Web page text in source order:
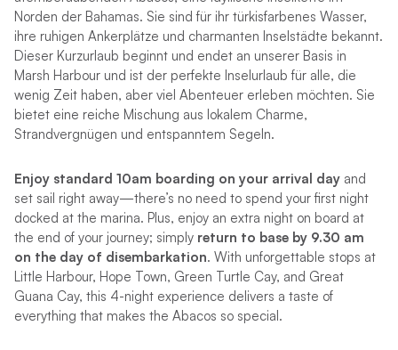
Norden der Bahamas. Sie sind für ihr türkisfarbenes Wasser,
ihre ruhigen Ankerplätze und charmanten Inselstädte bekannt.
Dieser Kurzurlaub beginnt und endet an unserer Basis in
Marsh Harbour und ist der perfekte Inselurlaub für alle, die
wenig Zeit haben, aber viel Abenteuer erleben möchten. Sie
bietet eine reiche Mischung aus lokalem Charme,
Strandvergnügen und entspanntem Segeln.
Enjoy standard 10am boarding on your arrival dayand
set sail right away—there’s no need to spend your first night
docked at the marina. Plus, enjoy an extra night on board at
the end of your journey; simply return to base by 9.30 am
on the day of disembarkation. With unforgettable stops at
Little Harbour, Hope Town, Green Turtle Cay, and Great
Guana Cay, this 4-night experience delivers a taste of
everything that makes the Abacos so special.